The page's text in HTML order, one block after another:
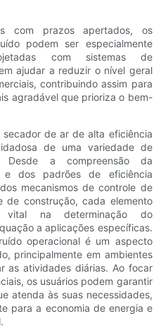
com prazos apertados, os
podem ser especialmente
com sistemas de
ajudar a reduzir o nível geral
contribuindo assim para
agradável que prioriza o bem-
de ar de alta eficiência
de uma variedade de
Desde a compreensão da
dos padrões de eficiência
mecanismos de controle de
de construção, cada elemento
vital na determinação do
a aplicações específicas.
operacional é um aspecto
principalmente em ambientes
as atividades diárias. Ao focar
os usuários podem garantir
atenda às suas necessidades,
para a economia de energia e